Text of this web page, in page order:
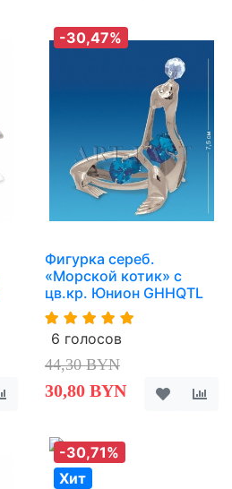
-30,47%
Фигурка сереб.
«Морской котик» с
цв.кр. Юнион GHHQTL
6 голосов
44,30 BYN
30,80 BYN
-30,71%
Хит